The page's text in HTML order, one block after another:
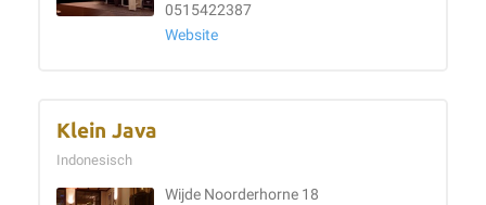
0515422387
Website
Klein Java
Indonesisch
Wijde Noorderhorne 18